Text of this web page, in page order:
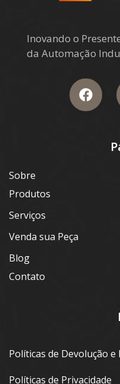
Inovando o
da Automação
Sobre
Produtos
Serviços
Venda sua Peça
Blog
Contato
Políticas de Devolução e
Políticas de Privacidade